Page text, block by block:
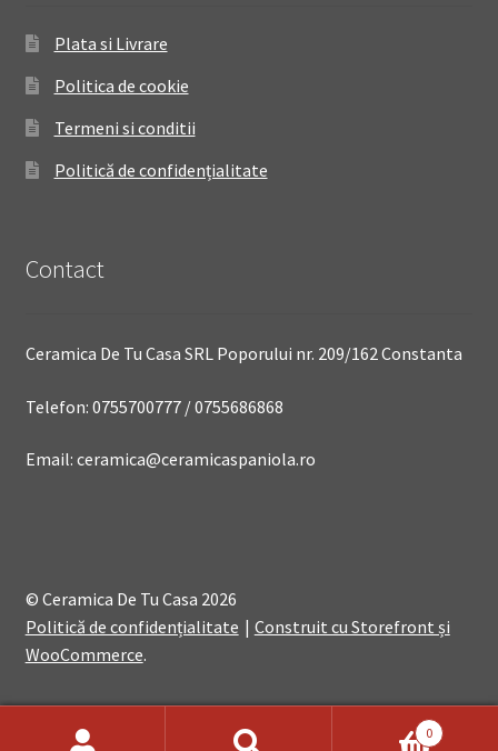
Plata si Livrare
Politica de cookie
Termeni si conditii
Politică de confidențialitate
Contact
Ceramica De Tu Casa SRL Poporului nr. 209/162 Constanta
Telefon: 0755700777 / 0755686868
Email: ceramica@ceramicaspaniola.ro
© Ceramica De Tu Casa 2026
Politică de confidențialitate
Construit cu Storefront și
WooCommerce.
0